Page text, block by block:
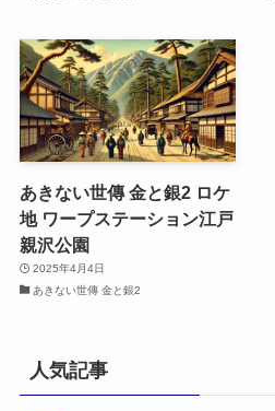
あきない世傳 金と銀2 ロケ
地 ワープステーション江戸
親沢公園
2025年4月4日
あきない世傳 金と銀2
人気記事